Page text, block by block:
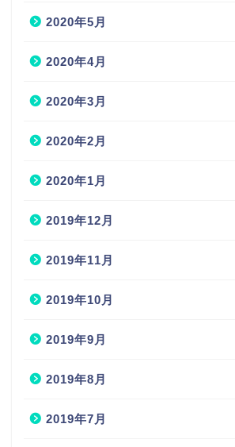
2020年5月
2020年4月
2020年3月
2020年2月
2020年1月
2019年12月
2019年11月
2019年10月
2019年9月
2019年8月
2019年7月